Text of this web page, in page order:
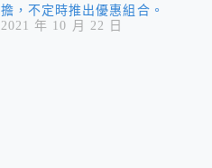
擔，不定時推出優惠組合。
2021 年 10 月 22 日